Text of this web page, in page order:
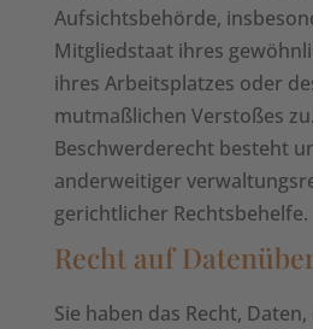
Aufsichtsbehörde,
Mitgliedstaat ihres
ihres Arbeitsplatzes oder
mutmaßlichen Verstoßes
Beschwerderecht besteht
anderweitiger
gerichtlicher Rechtsbehelfe.
Recht auf
Sie haben das Recht,